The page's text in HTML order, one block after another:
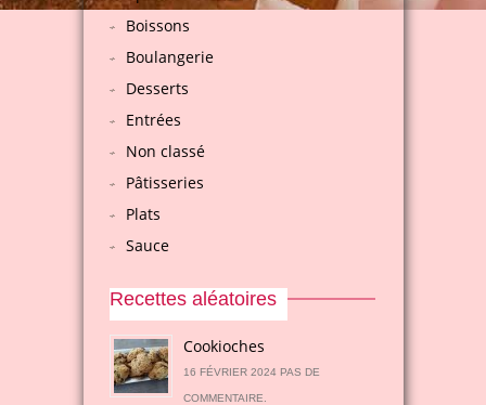
Boissons
Boulangerie
Desserts
Entrées
Non classé
Pâtisseries
Plats
Sauce
Recettes aléatoires
Cookioches
16 FÉVRIER 2024 PAS DE
COMMENTAIRE.